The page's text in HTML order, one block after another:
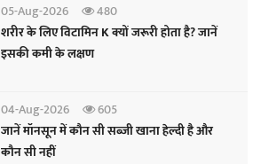
05-Aug-2026
480
शरीर के लिए विटामिन K क्यों जरूरी होता है? जानें
इसकी कमी के लक्षण
04-Aug-2026
605
जानें मॉनसून में कौन सी सब्जी खाना हेल्दी है और
कौन सी नहीं